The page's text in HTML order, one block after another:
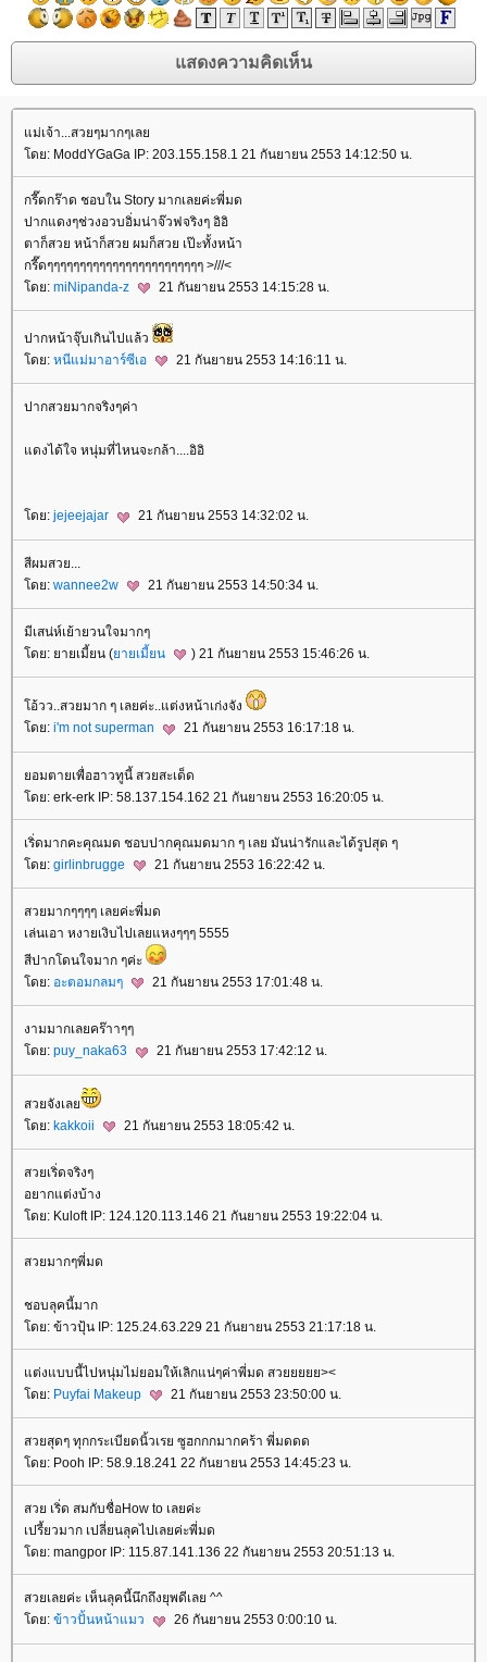
ม่เจ้า...สวยๆมากๆเล
ดย: ModdYGaGa IP: 203.155.158.1 21 กันยายน 2553 14:12:50 น.
กรี๊ดกร๊าด ชอบใน Story มากเลยค่ะพี่มด
ปากแดงๆช่วงอวบอิ่มน่าจ๊วฟจริงๆ อิอิ
ตาก็สวย หน้าก็สวย ผมก็สวย เป๊ะทั้งหน้า
กรี๊ดๆๆๆๆๆๆๆๆๆๆๆๆๆๆๆๆๆๆๆๆๆๆๆๆ >///<
ดย: miNipanda-z 21 กันยายน 2553 14:15:28 น.
ปากหน้าจุ๊บเกินไปแล้ว
ดย: หนีแม่มาอาร์ซีเอ 21 กันยายน 2553 14:16:11 น.
ปากสวยมากจริงๆค่า
ดงได้ใจ หนุ่มที่ไหนจะกล้า....อิอิ
ดย: jejeejajar 21 กันยายน 2553 14:32:02 น.
สีผมสวย...
ดย: wannee2w 21 กันยายน 2553 14:50:34 น.
มีเสน่ห์เย้ายวนใจมากๆ
ดย: ยายเมี้ยน (ายเมี้ยน ) 21 กันยายน 2553 15:46:26 น.
อ้วว..สวยมาก ๆ เลยค่ะ..แต่งหน้าเก่งจัง
ดย: i'm not superman 21 กันยายน 2553 16:17:18 น.
อมตายเพื่อฮาวทูนี้ สวยสะเด็ด
ดย: erk-erk IP: 58.137.154.162 21 กันยายน 2553 16:20:05 น.
เริ่ดมากคะคุณมด ชอบปากคุณมดมาก ๆ เลย มันน่ารักและได้รูปสุด ๆ
ดย: girlinbrugge 21 กันยายน 2553 16:22:42 น.
สวยมากๆๆๆๆ เลยค่ะพี่มด
เล่นเอา หงายเงิบไปเลยแหงๆๆๆ 5555
สีปากโดนใจมาก ๆค่ะ
ดย: อะตอมกลมๆ 21 กันยายน 2553 17:01:48 น.
งามมากเลยคร๊าาๆๆ
ดย: puy_naka63 21 กันยายน 2553 17:42:12 น.
สวยจังเล
ดย: kakkoii 21 กันยายน 2553 18:05:42 น.
สวยเริ่ดจริงๆ
อยากแต่งบ้าง
ดย: Kuloft IP: 124.120.113.146 21 กันยายน 2553 19:22:04 น.
สวยมากๆพี่มด
ชอบลุคนี้มาก
ดย: ข้าวปุ้น IP: 125.24.63.229 21 กันยายน 2553 21:17:18 น.
ต่งแบบนี้ไปหนุ่มไม่ยอมให้เลิกแน่ๆค่าพี่มด สวยยยยย><
ดย: Puyfai Makeup 21 กันยายน 2553 23:50:00 น.
สวยสุดๆ ทุกกระเบียดนิ้วเรย ซูฮกกกมากคร้า พี่มดดด
ดย: Pooh IP: 58.9.18.241 22 กันยายน 2553 14:45:23 น.
สวย เริ่ด สมกับชื่อHow to เลยค่ะ
เปรี้ยวมาก เปลี่ยนลุคไปเลยค่ะพี่มด
ดย: mangpor IP: 115.87.141.136 22 กันยายน 2553 20:51:13 น.
สวยเลยค่ะ เห็นลุคนี้นึกถึงยุพดีเลย ^^
ดย: ข้าวปั้นหน้าแมว 26 กันยายน 2553 0:00:10 น.